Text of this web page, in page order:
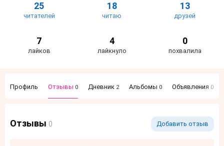
25
читателей
18
читаю
13
друзей
7
лайков
4
лайкнуло
0
похвалила
Профиль Отзывы 0 Дневник 2 Альбомы 0 Объявления 0
Отзывы 0 Добавить отзыв